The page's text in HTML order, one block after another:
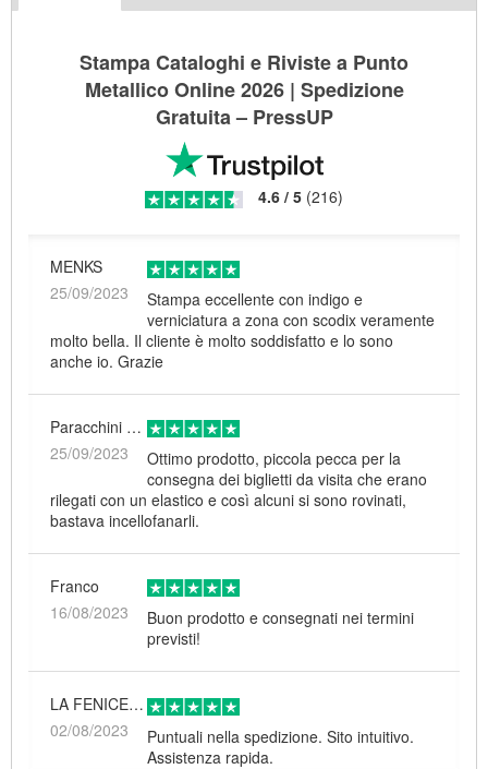
Stampa Cataloghi e Riviste a Punto
Metallico Online 2026 | Spedizione
Gratuita – PressUP
4.6 / 5 (216)
MENKS
25/09/2023
Stampa eccellente con indigo e
verniciatura a zona con scodix veramente
molto bella. Il cliente è molto soddisfatto e lo sono
anche io. Grazie
Paracchini Federica
25/09/2023
Ottimo prodotto, piccola pecca per la
consegna dei biglietti da visita che erano
rilegati con un elastico e così alcuni si sono rovinati,
bastava incellofanarli.
Franco
16/08/2023
Buon prodotto e consegnati nei termini
previsti!
LA FENICE SOC.COOP.SOCIALE
02/08/2023
Puntuali nella spedizione. Sito intuitivo.
Assistenza rapida.